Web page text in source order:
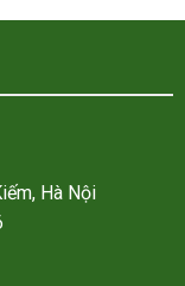
Hà Nội